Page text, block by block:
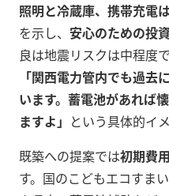
照明と冷蔵庫、携帯充電
を示し、 安心のための投
良は地震リスクは中程度
「関西電力管内でも過去
います。蓄電池があれば
ますよ」 という具体的イ
既築への提案では初期費
す。国のこどもエコすま